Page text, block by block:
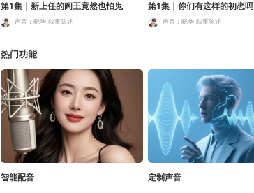
第1集 | 新上任的阎王竟然也怕鬼
声音：晓华-叙事陈述
第1集 | 你们有这样的初恋吗
声音：晓华-叙事陈述
热门功能
智能配音 定制声音